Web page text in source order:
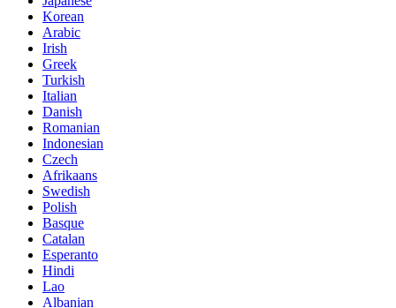
Korean
Arabic
Irish
Greek
Turkish
Italian
Danish
Romanian
Indonesian
Czech
Afrikaans
Swedish
Polish
Basque
Catalan
Esperanto
Hindi
Lao
Albanian